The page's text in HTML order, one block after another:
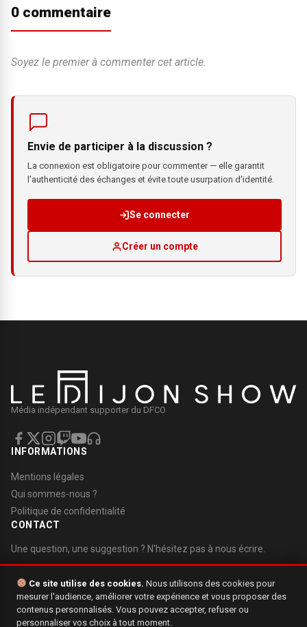
0 commentaire
Soyez le premier à commenter cet article.
Envie de participer à la discussion ?
La connexion est obligatoire pour commenter — elle garantit
l'authenticité des échanges et évite toute usurpation d'identité.
Se connecter
Créer un compte
Média indépendant supporter du DFCO
INFORMATIONS
Mentions légales
Qui sommes-nous ?
Politique de confidentialité
CONTACT
Une question, une suggestion ? N'hésitez pas à nous écrire.
Nous contacter
Ce site utilise des cookies. Nous utilisons des cookies pour
mesurer l'audience, améliorer votre expérience et vous proposer des
contenus personnalisés. Vous pouvez accepter, refuser ou
personnaliser vos choix à tout moment.